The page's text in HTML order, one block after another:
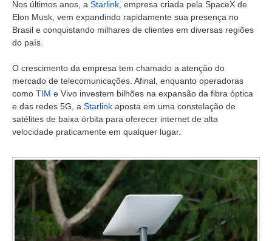
Nos últimos anos, a Starlink , empresa criada pela SpaceX de
Elon Musk, vem expandindo rapidamente sua presença no
Brasil e conquistando milhares de clientes em diversas regiões
do país.
O crescimento da empresa tem chamado a atenção do
mercado de telecomunicações. Afinal, enquanto operadoras
como TIM e Vivo investem bilhões na expansão da fibra óptica
e das redes 5G, a Starlink aposta em uma constelação de
satélites de baixa órbita para oferecer internet de alta
velocidade praticamente em qualquer lugar.